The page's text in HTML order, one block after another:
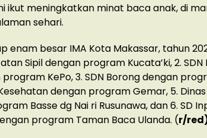
ikut meningkatkan minat baca anak, di
sehari.
enam besar IMA Kota Makassar, tahun
Sipil dengan program Kucata’ki, 2.
KePo, 3. SDN Borong dengan
dengan program Gemar, 5. Dinas
Basse dg Nai ri Rusunawa, dan 6. SD
program Taman Baca Ulanda. (r/